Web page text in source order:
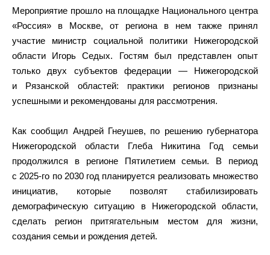
Мероприятие прошло на площадке Национального центра
«Россия» в Москве, от региона в нем также принял
участие министр социальной политики Нижегородской
области Игорь Седых. Гостям был представлен опыт
только двух субъектов федерации — Нижегородской
и Рязанской областей: практики регионов признаны
успешными и рекомендованы для рассмотрения.
Как сообщил Андрей Гнеушев, по решению губернатора
Нижегородской области Глеба Никитина Год семьи
продолжился в регионе Пятилетием семьи. В период
с 2025-го по 2030 год планируется реализовать множество
инициатив, которые позволят стабилизировать
демографическую ситуацию в Нижегородской области,
сделать регион притягательным местом для жизни,
создания семьи и рождения детей.